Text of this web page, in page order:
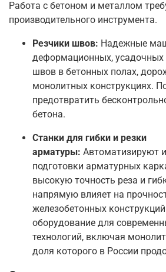
Работа с бетоном и металлом
производительного инструмента.
Резчики швов: Надежные
деформационных, усадочных
швов в бетонных полах,
монолитных конструкциях.
предотвратить
бетона.
Станки для гибки и резки
арматуры: Автоматизируют
подготовки арматурных
высокую точность реза и
напрямую влияет на
железобетонных
оборудование для
технологий, включая
доля которого в России